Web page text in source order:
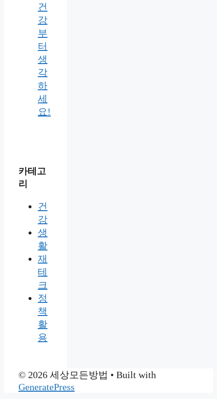
건
강
부
터
생
각
하
세
요!
카테고
리
건
강
생
활
재
테
크
정
책
활
용
© 2026 세상모든방법 • Built with
GeneratePress